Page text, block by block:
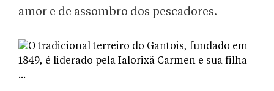
amor e de assombro dos pescadores.